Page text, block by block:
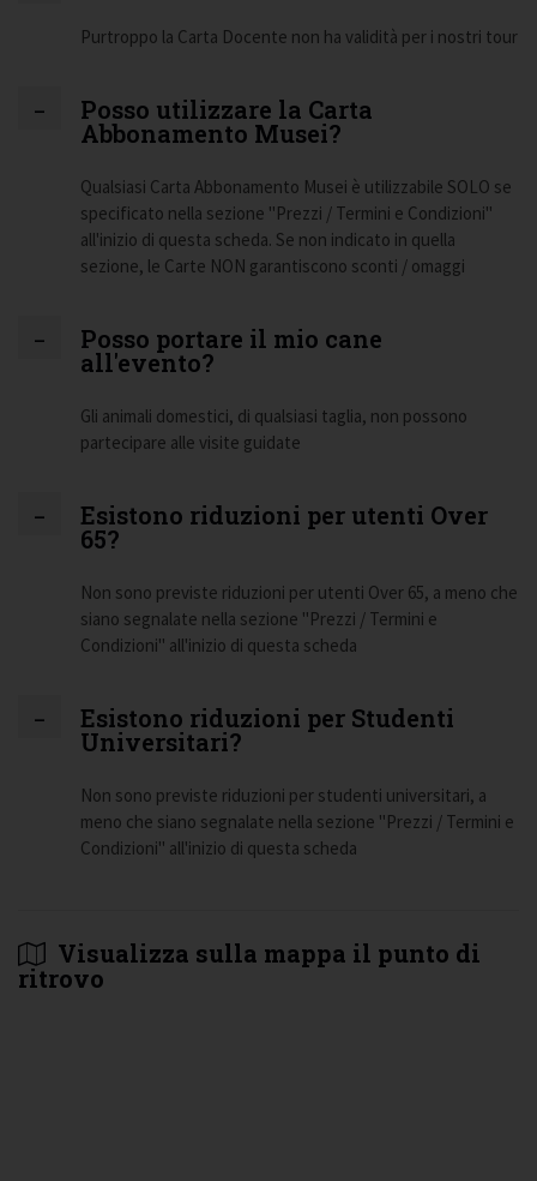
Purtroppo la Carta Docente non ha validità per i nostri tour
Posso utilizzare la Carta
Abbonamento Musei?
Qualsiasi Carta Abbonamento Musei è utilizzabile SOLO se
specificato nella sezione "Prezzi / Termini e Condizioni"
all'inizio di questa scheda. Se non indicato in quella
sezione, le Carte NON garantiscono sconti / omaggi
Posso portare il mio cane
all'evento?
Gli animali domestici, di qualsiasi taglia, non possono
partecipare alle visite guidate
Esistono riduzioni per utenti Over
65?
Non sono previste riduzioni per utenti Over 65, a meno che
siano segnalate nella sezione "Prezzi / Termini e
Condizioni" all'inizio di questa scheda
Esistono riduzioni per Studenti
Universitari?
Non sono previste riduzioni per studenti universitari, a
meno che siano segnalate nella sezione "Prezzi / Termini e
Condizioni" all'inizio di questa scheda
Visualizza sulla mappa il punto di
ritrovo